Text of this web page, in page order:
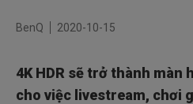
BenQ 2020-10-15
4K HDR sẽ trở thành màn
cho việc livestream, chơi